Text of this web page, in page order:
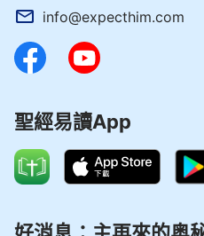
info@expecthim.com
聖經易讀App